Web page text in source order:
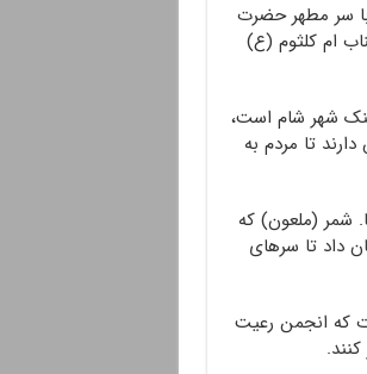
سر مطهر حضرت
ام کلثوم (ع)
شهر شام است،
تا مردم به
شمر (ملعون) که
داد تا سرهای
که انجمن رعیت